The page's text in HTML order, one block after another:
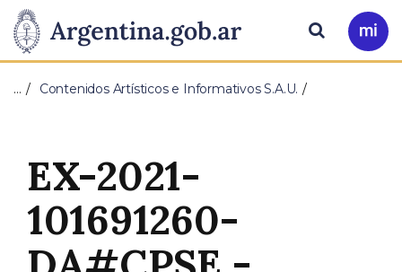
Presidencia
de
Nación
Pasar al contenido principal
Ir
a
Buscar
… Contenidos Artísticos e Informativos S.A.U.
EX-2021-
101691260-